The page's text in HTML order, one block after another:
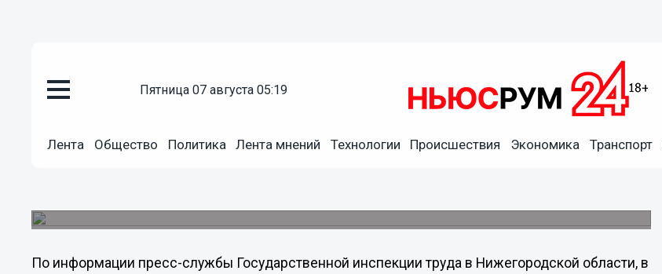
пятница 07 августа 05:19
Лента Общество Политика Лента мнений Технологии Происшествия Экономика Транспорт
15.03.2013 14:18
В Нижнем Новгороде работников предприятия незаконно
привлекли к работе в праздничные выходные
По информации пресс-службы Государственной инспекции труда в Нижегородской области, в